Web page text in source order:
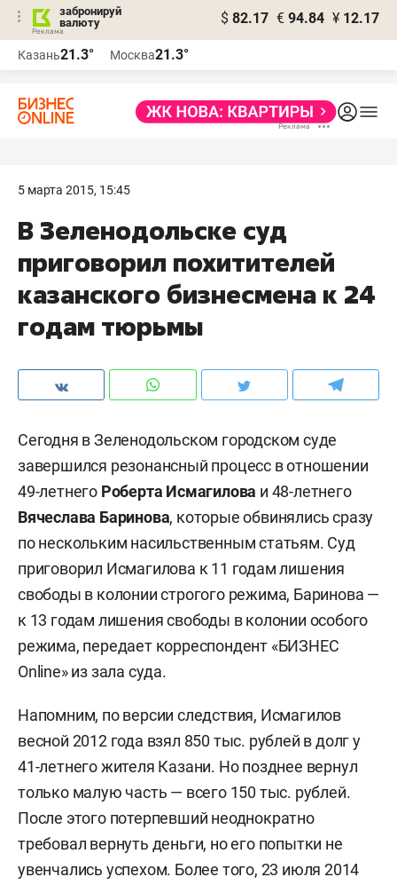
забронируй
валюту
$ 82.17 € 94.84 ¥ 12.17
Казань21.3° Москва21.3°
5 марта 2015, 15:45
В Зеленодольске суд
приговорил похитителей
казанского бизнесмена к 24
годам тюрьмы
Сегодня в Зеленодольском городском суде
завершился резонансный процесс в отношении
49-летнего Роберта Исмагилова и 48-летнего
Вячеслава Баринова, которые обвинялись сразу
по нескольким насильственным статьям. Суд
приговорил Исмагилова к 11 годам лишения
свободы в колонии строгого режима, Баринова —
к 13 годам лишения свободы в колонии особого
режима, передает корреспондент «БИЗНЕС
Online» из зала суда.
Напомним, по версии следствия, Исмагилов
весной 2012 года взял 850 тыс. рублей в долг у
41-летнего жителя Казани. Но позднее вернул
только малую часть — всего 150 тыс. рублей.
После этого потерпевший неоднократно
требовал вернуть деньги, но его попытки не
увенчались успехом. Более того, 23 июля 2014